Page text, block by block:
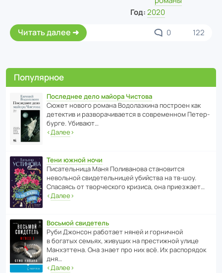
Год: 2020
Читать далее 0 122
Популярное
Последнее дело майора Чистова
Сюжет нового романа Водо­ла­з­кина пост­роен как
дете­ктив и разво­ра­чи­ва­ется в совре­менном Пете­р­
бурге. Убивают…
‹Далее›
Тени южной ночи
Писа­тель­ница Маня Поли­ва­нова стано­вится
невольной свиде­тель­ницей убийства на тв-шоу.
Спасаясь от твор­че­с­кого кризиса, она приезжает…
‹Далее›
Восьмой свидетель
Руби Джонсон рабо­тает няней и горни­чной
в богатых семьях, живущих на прес­ти­жной улице
Манх­эт­тена. Она знает про них всё. Их распо­рядок
дня…
‹Далее›